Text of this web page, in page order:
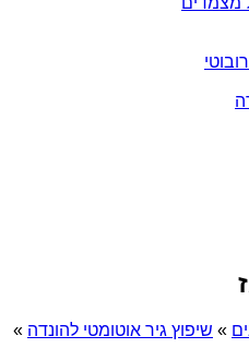
» שיפוץ גיר אוטומטי להונדה »